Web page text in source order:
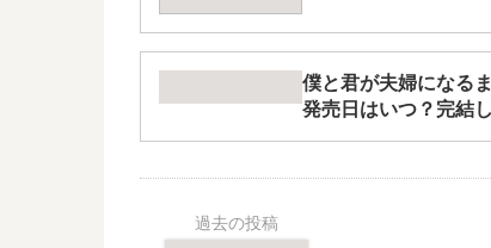
僕と君が夫婦になる
発売日はいつ？完結